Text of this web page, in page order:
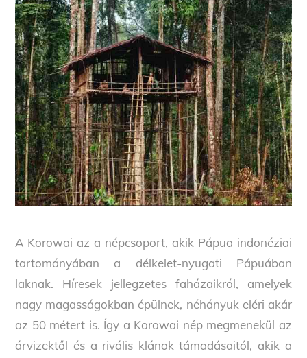
A Korowai az a népcsoport, akik Pápua indonéziai
tartományában a délkelet-nyugati Pápuában
laknak. Híresek jellegzetes faházaikról, amelyek
nagy magasságokban épülnek, néhányuk eléri akár
az 50 métert is. Így a Korowai nép megmenekül az
árvizektől és a rivális klánok támadásaitól, akik a